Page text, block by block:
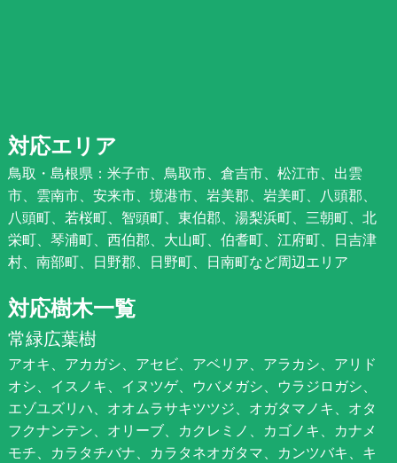
対応エリア
鳥取・島根県：米子市、鳥取市、倉吉市、松江市、出雲
市、雲南市、安来市、境港市、岩美郡、岩美町、八頭郡、
八頭町、若桜町、智頭町、東伯郡、湯梨浜町、三朝町、北
栄町、琴浦町、西伯郡、大山町、伯耆町、江府町、日吉津
村、南部町、日野郡、日野町、日南町など周辺エリア
対応樹木一覧
常緑広葉樹
アオキ、アカガシ、アセビ、アベリア、アラカシ、アリド
オシ、イスノキ、イヌツゲ、ウバメガシ、ウラジロガシ、
エゾユズリハ、オオムラサキツツジ、オガタマノキ、オタ
フクナンテン、オリーブ、カクレミノ、カゴノキ、カナメ
モチ、カラタチバナ、カラタネオガタマ、カンツバキ、キ